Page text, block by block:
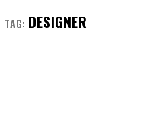
TAG: DESIGNER